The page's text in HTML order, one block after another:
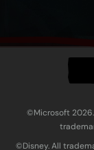
©Microsoft 2026.
©Disney. All